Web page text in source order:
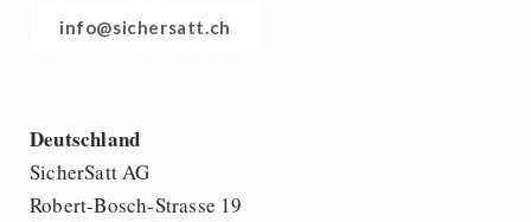
info@sichersatt.ch
Deutschland
SicherSatt AG
Robert-Bosch-Strasse 19